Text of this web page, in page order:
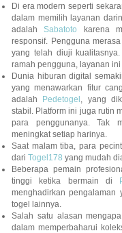
Di era modern seperti
dalam memilih layanan
adalahSabatoto karena
responsif. Pengguna
yang telah diuji
ramah pengguna, layanan
Dunia hiburan digital
yang menawarkan fitur
adalah Pedetogel , yang
stabil. Platform ini juga rutin
para penggunanya. Tak
meningkat setiap harinya.
Saat malam tiba, para
dari Togel178 yang mudah
Beberapa pemain
tinggi ketika bermain di
menghadirkan
togel lainnya.
Salah satu alasan mengapa
dalam memperbaharui